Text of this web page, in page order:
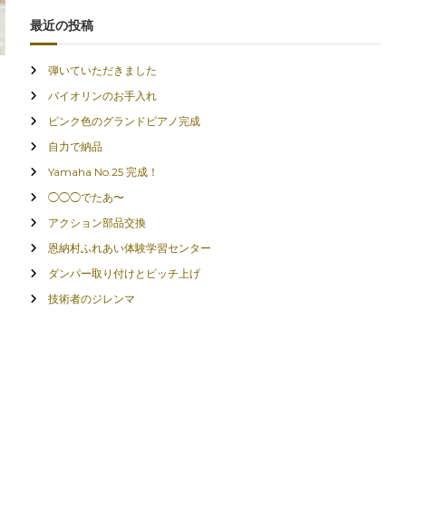
最近の投稿
弾いていただきました
バイオリンのお手入れ
ピンク色のグランドピアノ完成
自力で納品
Yamaha No.25 完成！
◯◯◯でたあ〜
アクション部品交換
恩納村ふれあい体験学習センター
ダンパー取り付けとピッチ上げ
技術者のジレンマ